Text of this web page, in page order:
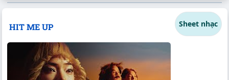
HIT ME UP Sheet nhạc